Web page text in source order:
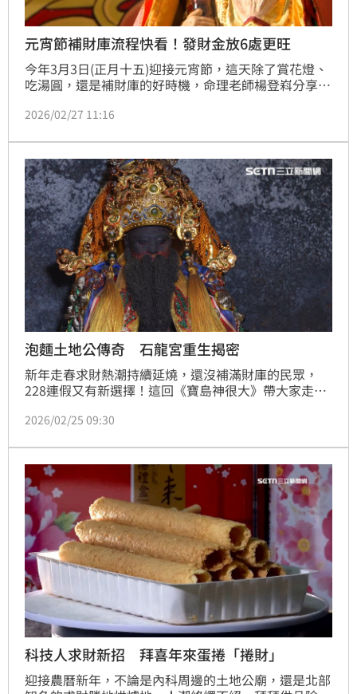
元宵節補財庫流程快看！發財金放6處更旺
今年3月3日(正月十五)迎接元宵節，這天除了賞花燈、
吃湯圓，還是補財庫的好時機，命理老師楊登嵙分享
攜帶，能為自己帶來財運。（賴俊佑）
2026/02/27 11:16
泡麵土地公傳奇 石龍宮重生揭密
新年走春求財熱潮持續延燒，還沒補滿財庫的民眾，
228連假又有新選擇！這回《寶島神很大》帶大家走進
龍宮。這座看似低調的小廟，卻創下驚人紀錄，一年內
101！香火鼎盛程度，讓人難以想像。
2026/02/25 09:30
科技人求財新招 拜喜年來蛋捲「捲財」
迎接農曆新年，不論是內科周邊的土地公廟，還是北部